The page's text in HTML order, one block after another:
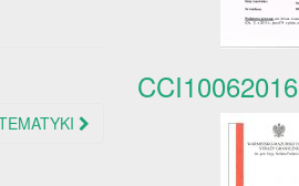
CCI10062016